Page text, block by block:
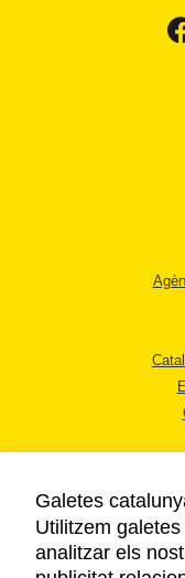
Galetes
Utilitzem
analitzar els